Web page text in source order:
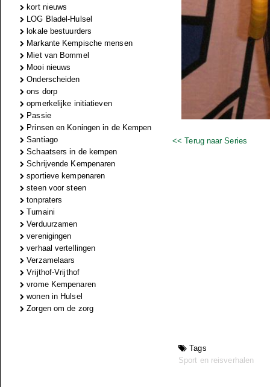
kort nieuws
LOG Bladel-Hulsel
lokale bestuurders
Markante Kempische mensen
Miet van Bommel
Mooi nieuws
Onderscheiden
ons dorp
opmerkelijke initiatieven
Passie
Prinsen en Koningen in de Kempen
Santiago
Schaatsers in de kempen
Schrijvende Kempenaren
sportieve kempenaren
steen voor steen
tonpraters
Tumaini
Verduurzamen
verenigingen
verhaal vertellingen
Verzamelaars
Vrijthof-Vrijthof
vrome Kempenaren
wonen in Hulsel
Zorgen om de zorg
<< Terug naar Series
Tags
Sport en reisverhalen